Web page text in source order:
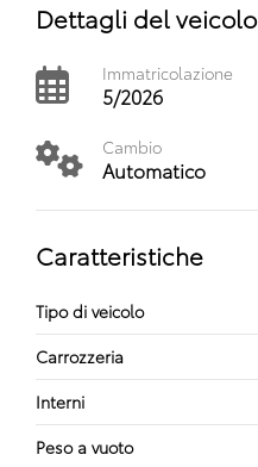
Dettagli del veicolo
Immatricolazione
5/2026
Cambio
Automatico
Caratteristiche
Tipo di veicolo
Carrozzeria
Interni
Peso a vuoto